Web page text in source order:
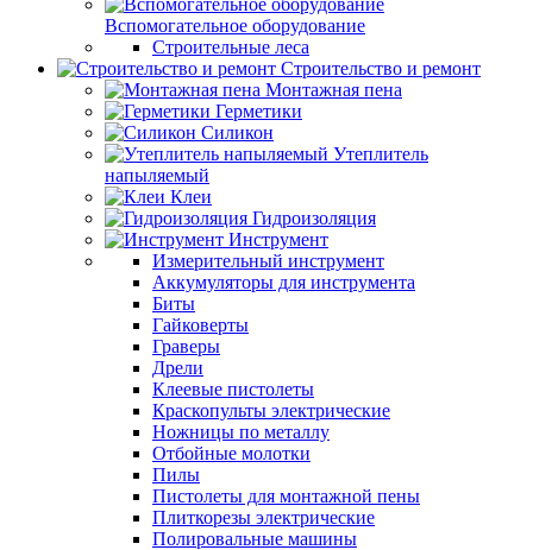
Вспомогательное оборудование
Строительные леса
Строительство и ремонт
Монтажная пена
Герметики
Силикон
Утеплитель
напыляемый
Клеи
Гидроизоляция
Инструмент
Измерительный инструмент
Аккумуляторы для инструмента
Биты
Гайковерты
Граверы
Дрели
Клеевые пистолеты
Краскопульты электрические
Ножницы по металлу
Отбойные молотки
Пилы
Пистолеты для монтажной пены
Плиткорезы электрические
Полировальные машины